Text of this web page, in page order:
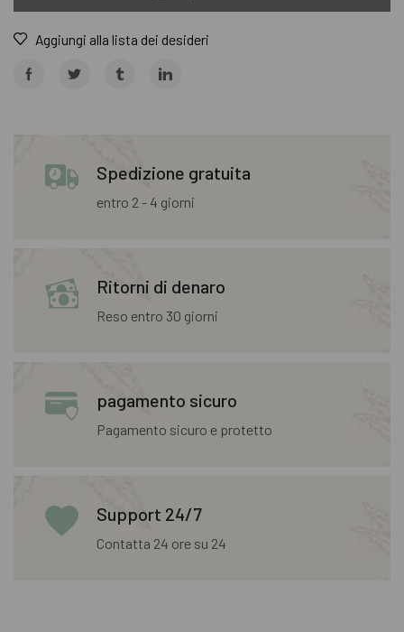
Aggiungi alla lista dei desideri
Spedizione gratuita
entro 2 - 4 giorni
Ritorni di denaro
Reso entro 30 giorni
pagamento sicuro
Pagamento sicuro e protetto
Support 24/7
Contatta 24 ore su 24